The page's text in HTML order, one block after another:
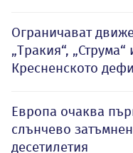
Ограничават
„Тракия“, „Струма“
Кресненското
Европа очаква
слънчево
десетилетия